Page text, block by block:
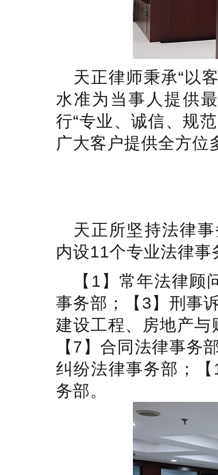
天正律师秉承“以
水准为当事人提供
行“专业、诚信、规
广大客户提供全方位
天正所坚持法律
内设11个专业法律事
【1】常年法律顾
事务部；【3】刑事
建设工程、房地产
【7】合同法律事务
纠纷法律事务部；
务部。